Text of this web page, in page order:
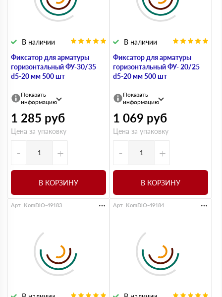
Фиксатор для арматуры
горизонтальный ФУ-30/35
d5-20 мм 500 шт
В наличии
Показать
информацию
1 285 руб
Цена за упаковку
- +
В КОРЗИНУ
Фиксатор для арматуры
горизонтальный ФУ- 20/25
d5-20 мм 500 шт
В наличии
Показать
информацию
1 069 руб
Цена за упаковку
- +
В КОРЗИНУ
Арт. KomDlO-49183 Арт. KomDlO-49184